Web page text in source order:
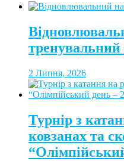
тренувальний
2 Липня, 2026
Турнір з
ковзанах та